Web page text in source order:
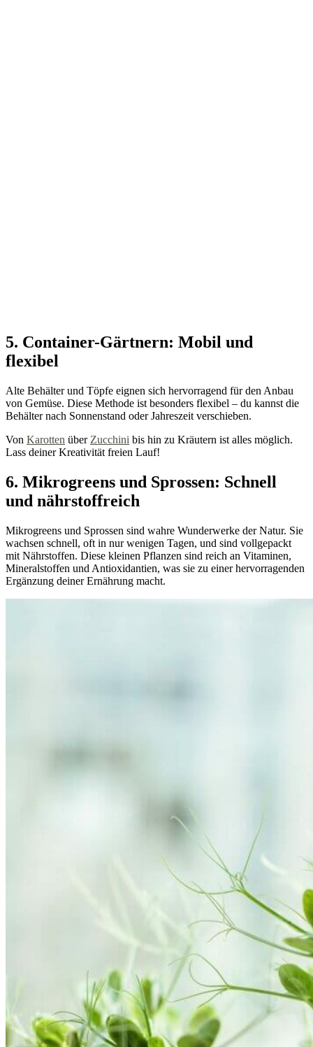
5. Container-Gärtnern: Mobil und
flexibel
Alte Behälter und Töpfe eignen sich hervorragend für den Anbau
von Gemüse. Diese Methode ist besonders flexibel – du kannst die
Behälter nach Sonnenstand oder Jahreszeit verschieben.
Von Karotten über Zucchini bis hin zu Kräutern ist alles möglich.
Lass deiner Kreativität freien Lauf!
6. Mikrogreens und Sprossen: Schnell
und nährstoffreich
Mikrogreens und Sprossen sind wahre Wunderwerke der Natur. Sie
wachsen schnell, oft in nur wenigen Tagen, und sind vollgepackt
mit Nährstoffen. Diese kleinen Pflanzen sind reich an Vitaminen,
Mineralstoffen und Antioxidantien, was sie zu einer hervorragenden
Ergänzung deiner Ernährung macht.